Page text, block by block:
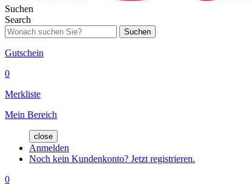
Suchen
Search
Suchen
Gutschein
0
Merkliste
Mein Bereich
close
Anmelden
Noch kein Kundenkonto? Jetzt registrieren.
0